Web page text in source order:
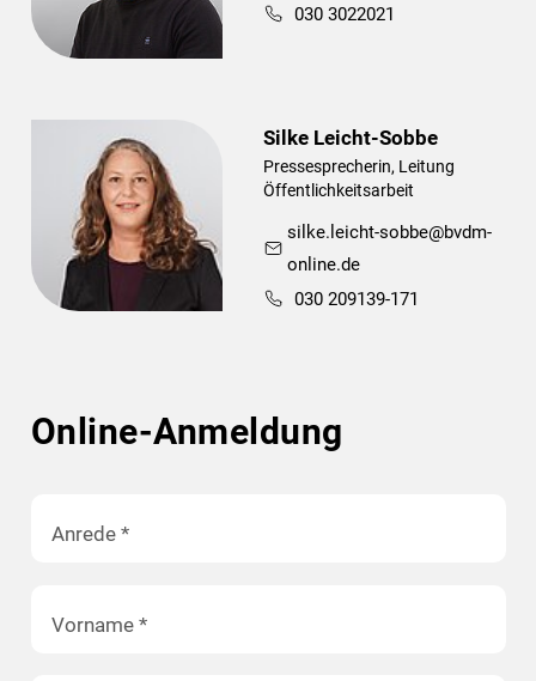
030 3022021
Silke Leicht-Sobbe
Pressesprecherin, Leitung
Öffentlichkeitsarbeit
silke.leicht-sobbe@bvdm-
online.de
030 209139-171
Online-Anmeldung
Anrede *
Vorname *